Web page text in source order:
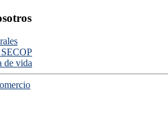
de vida